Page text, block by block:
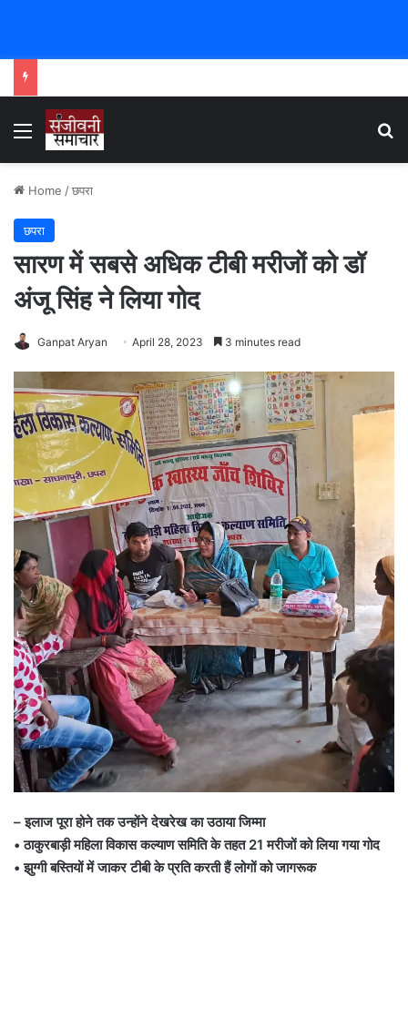
Menu
Home /छपरा
छपरा
सारण में सबसे अधिक टीबी मरीजों को डॉ
अंजू सिंह ने लिया गोद
Ganpat Aryan April 28, 2023 3 minutes read
– इलाज पूरा होने तक उन्होंने देखरेख का उठाया जिम्मा
• ठाकुरबाड़ी महिला विकास कल्याण समिति के तहत 21 मरीजों को लिया गया गोद
• झुग्गी बस्तियों में जाकर टीबी के प्रति करती हैं लोगों को जागरूक